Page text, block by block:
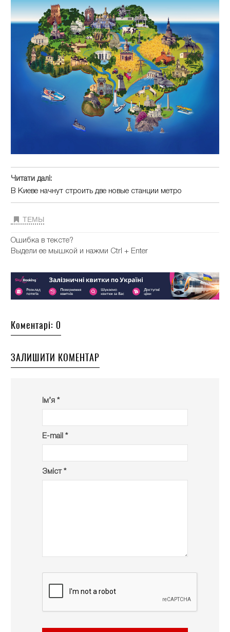
Читати далі:
В Киеве начнут строить две новые станции метро
ТЕМЫ
Ошибка в тексте?
Выдели ее мышкой и нажми Ctrl + Enter
Коментарі: 0
ЗАЛИШИТИ КОМЕНТАР
Ім’я *
E-mail *
Зміст *